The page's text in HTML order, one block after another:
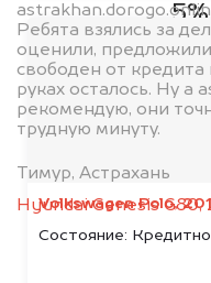
Volkswagen Polo,
Состояние:
Ребята взялись за
оценили,
свободен от
руках осталось. Ну а
рекомендую, они
трудную минуту.
Тимур, Астрахань
Hyundai Genesis G80,